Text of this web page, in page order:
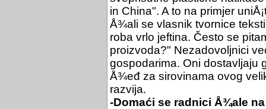
in China". A to na primjer
Å¾ali se vlasnik tvornice
roba vrlo jeftina. Često se
proizvoda?" Nezadovoljnici
gospodarima. Oni dostavljaju
Å¾eđ za sirovinama ovog
razvija.
-Domaći se radnici Å¾ale